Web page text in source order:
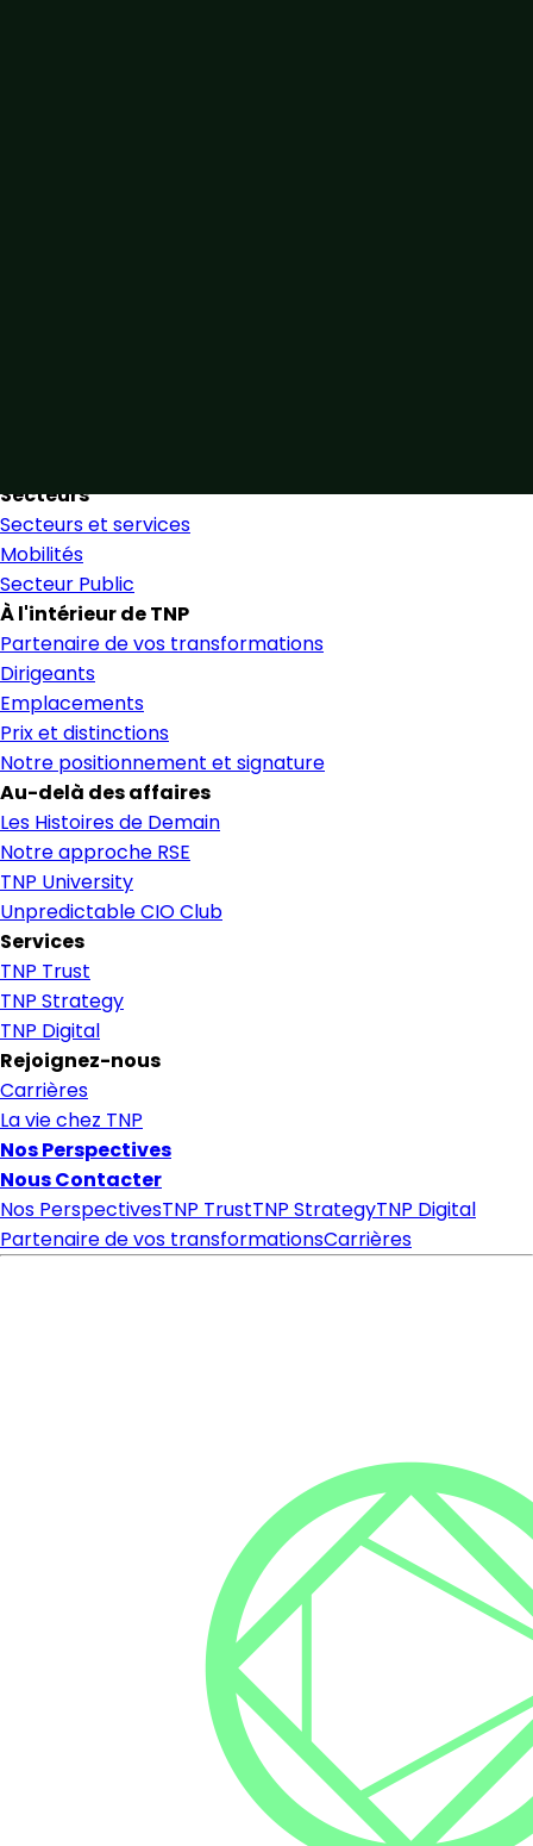
Secteurs
Secteurs et services
Mobilités
Secteur Public
À l'intérieur de TNP
Partenaire de vos transformations
Dirigeants
Emplacements
Prix et distinctions
Notre positionnement et signature
Au-delà des affaires
Les Histoires de Demain
Notre approche RSE
TNP University
Unpredictable CIO Club
Services
TNP Trust
TNP Strategy
TNP Digital
Rejoignez-nous
Carrières
La vie chez TNP
Nos Perspectives
Nous Contacter
Nos PerspectivesTNP TrustTNP StrategyTNP Digital
Partenaire de vos transformationsCarrières